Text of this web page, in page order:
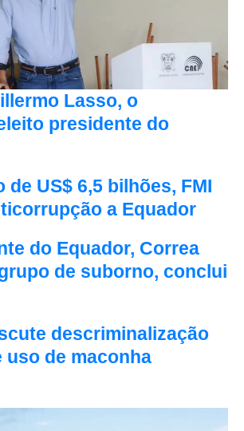
Lasso, o
presidente do
de US$ 6,5 bilhões, FMI
a Equador
do Equador, Correa
de suborno, conclui
descriminalização
uso de maconha